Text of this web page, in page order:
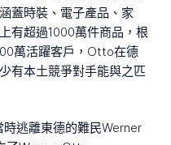
蓋時裝、電子產品、家
有超過1000萬件商品，根
萬活躍客戶，Otto在德
有本土競爭對手能與之匹
逃離東德的難民Werner